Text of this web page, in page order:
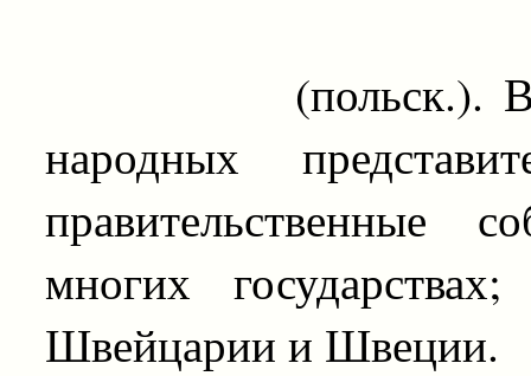
(польск.). В
народных
правительственные
многих
Швейцарии и Швеции.